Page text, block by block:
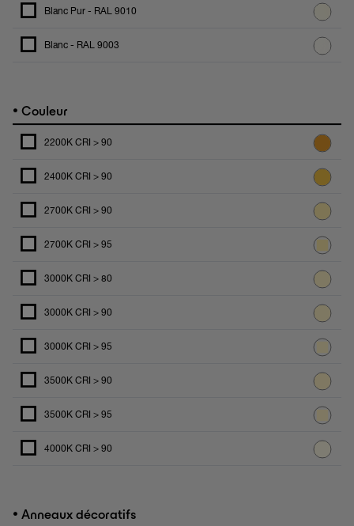
Blanc Pur - RAL 9010
Blanc - RAL 9003
• Couleur
2200K CRI > 90
2400K CRI > 90
2700K CRI > 90
2700K CRI > 95
3000K CRI > 80
3000K CRI > 90
3000K CRI > 95
3500K CRI > 90
3500K CRI > 95
4000K CRI > 90
• Anneaux décoratifs